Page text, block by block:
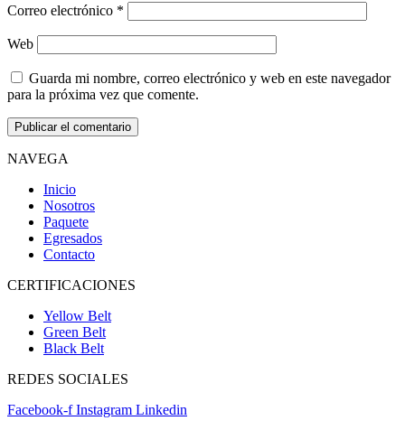
Correo electrónico *
Web
Guarda mi nombre, correo electrónico y web en este navegador
para la próxima vez que comente.
NAVEGA
Inicio
Nosotros
Paquete
Egresados
Contacto
CERTIFICACIONES
Yellow Belt
Green Belt
Black Belt
REDES SOCIALES
Facebook-f Instagram Linkedin